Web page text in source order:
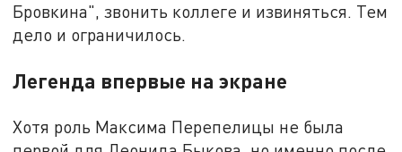
Бровкина", звонить коллеге и извиняться. Тем
дело и ограничилось.
Легенда впервые на экране
Хотя роль Максима Перепелицы не была